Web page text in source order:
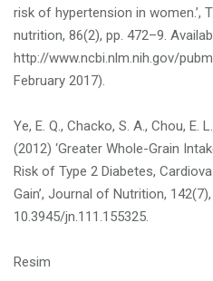
risk of hypertension in women.’,
nutrition, 86(2), pp. 472–9.
http://www.ncbi.nlm.nih.gov/
February 2017).
Ye, E. Q., Chacko, S. A., Chou, E.
(2012) ‘Greater Whole-Grain
Risk of Type 2 Diabetes,
Gain’, Journal of Nutrition,
10.3945/jn.111.155325.
Resim